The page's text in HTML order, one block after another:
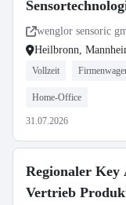
wenglor sensoric
Heilbronn,
Vollzeit
Home-Office
31.07.2026
Regionaler Key
Vertrieb